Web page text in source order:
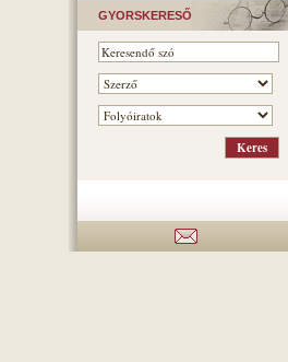
GYORSKERESŐ